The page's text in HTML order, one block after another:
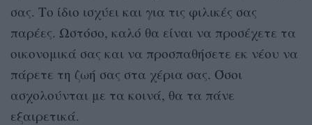
σας. Το ίδιο ισχύει και για τις φιλικές σας
παρέες. Ωστόσο, καλό θα είναι να προσέχετε τα
οικονομικά σας και να προσπαθήσετε εκ νέου να
πάρετε τη ζωή σας στα χέρια σας. Όσοι
ασχολούνται με τα κοινά, θα τα πάνε
εξαιρετικά.